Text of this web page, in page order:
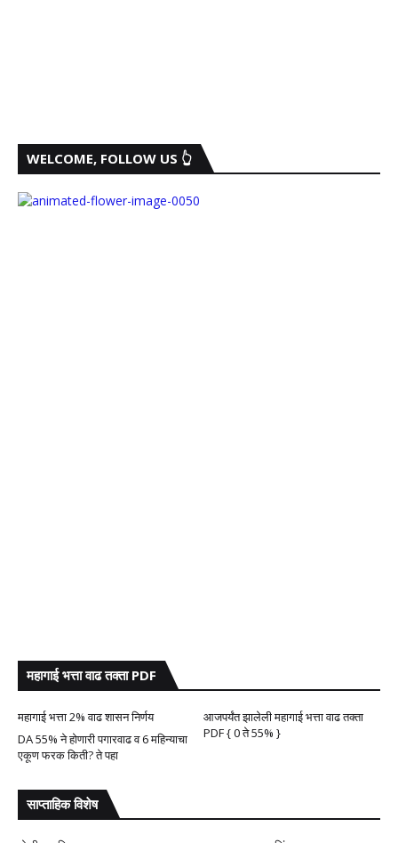
WELCOME, FOLLOW US 👆
महागाई भत्ता वाढ तक्ता PDF
महागाई भत्ता 2% वाढ शासन निर्णय
आजपर्यंत झालेली महागाई भत्ता वाढ तक्ता
PDF { 0 ते 55% }
DA 55% ने होणारी पगारवाढ व 6 महिन्याचा
एकूण फरक किती? ते पहा
साप्ताहिक विशेष